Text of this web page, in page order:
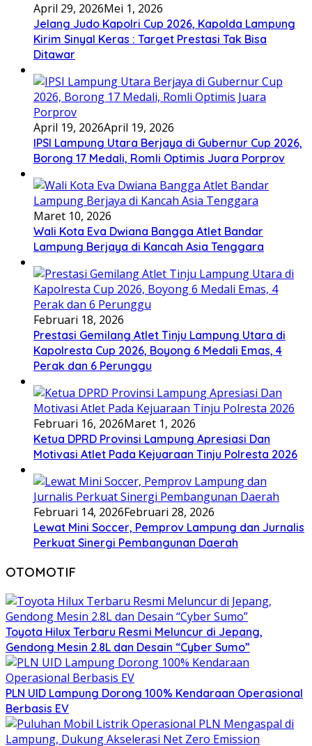
April 29, 2026Mei 1, 2026
Jelang Judo Kapolri Cup 2026, Kapolda Lampung
Kirim Sinyal Keras : Target Prestasi Tak Bisa
Ditawar
April 19, 2026April 19, 2026
IPSI Lampung Utara Berjaya di Gubernur Cup 2026,
Borong 17 Medali, Romli Optimis Juara Porprov
Maret 10, 2026
Wali Kota Eva Dwiana Bangga Atlet Bandar
Lampung Berjaya di Kancah Asia Tenggara
Februari 18, 2026
Prestasi Gemilang Atlet Tinju Lampung Utara di
Kapolresta Cup 2026, Boyong 6 Medali Emas, 4
Perak dan 6 Perunggu
Februari 16, 2026Maret 1, 2026
Ketua DPRD Provinsi Lampung Apresiasi Dan
Motivasi Atlet Pada Kejuaraan Tinju Polresta 2026
Februari 14, 2026Februari 28, 2026
Lewat Mini Soccer, Pemprov Lampung dan Jurnalis
Perkuat Sinergi Pembangunan Daerah
OTOMOTIF
Toyota Hilux Terbaru Resmi Meluncur di Jepang,
Gendong Mesin 2.8L dan Desain “Cyber Sumo”
PLN UID Lampung Dorong 100% Kendaraan Operasional
Berbasis EV